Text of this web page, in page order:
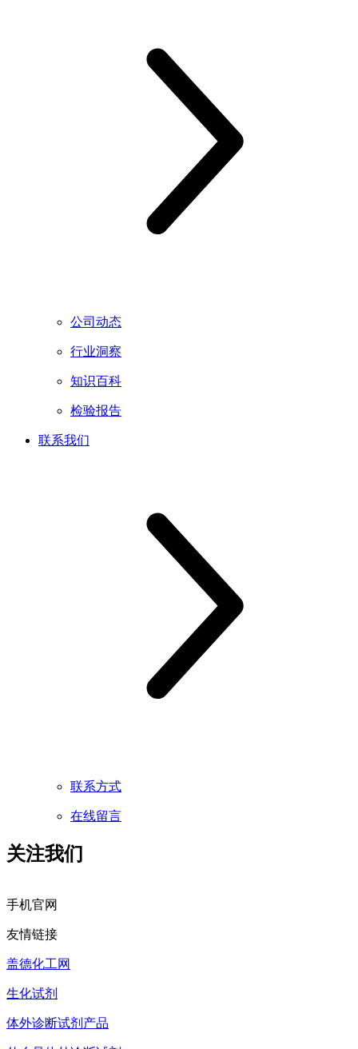
公司动态
行业洞察
知识百科
检验报告
联系我们
联系方式
在线留言
关注我们
手机官网
友情链接
盖德化工网
生化试剂
体外诊断试剂产品